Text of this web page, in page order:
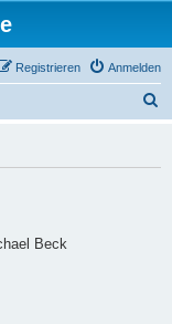
Anmelden
Registrieren
Beck